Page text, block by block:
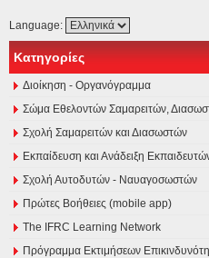
Language:
Κατηγορίες
Διοίκηση - Οργανόγραμμα
Σώμα Εθελοντών Σαμαρειτών,
Σχολή Σαμαρειτών και Διασωστών
Εκπαίδευση και Ανάδειξη
Σχολή Αυτοδυτών - Ναυαγοσωστών
Πρώτες Βοήθειες (mobile app)
The IFRC Learning Network
Πρόγραμμα Εκτιμήσεων